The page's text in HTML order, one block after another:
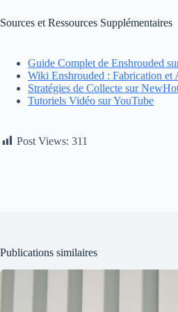
Sources et Ressources Supplémentaires
Guide Complet de Enshrouded
Wiki Enshrouded : Fabrication et
Stratégies de Collecte sur
Tutoriels Vidéo sur YouTube
Post Views: 311
Publications similaires